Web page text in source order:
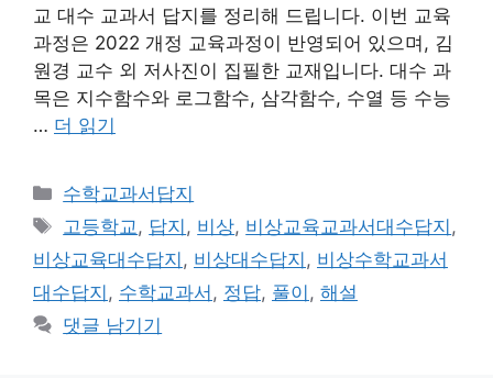
교 대수 교과서 답지를 정리해 드립니다. 이번 교육
과정은 2022 개정 교육과정이 반영되어 있으며, 김
원경 교수 외 저사진이 집필한 교재입니다. 대수 과
목은 지수함수와 로그함수, 삼각함수, 수열 등 수능
… 더 읽기
카
테
리
수학교과서답지
태
그
고등학교 , 답지 , 비상, 비상교육교과서대수답지 ,
비상교육대수답지 , 비상대수답지 , 비상수학교과서
대수답지 , 수학교과서 , 정답, 풀이 , 해설
댓글 남기기